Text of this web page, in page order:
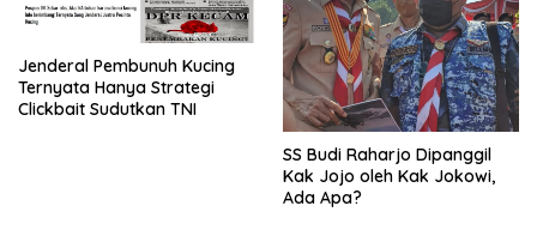
Jenderal Pembunuh Kucing
Ternyata Hanya Strategi
Clickbait Sudutkan TNI
SS Budi Raharjo Dipanggil
Kak Jojo oleh Kak Jokowi,
Ada Apa?